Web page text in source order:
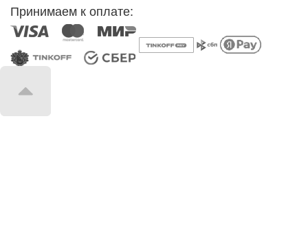
Принимаем к оплате: